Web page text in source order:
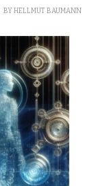
BYHELLMUT BAUMANN